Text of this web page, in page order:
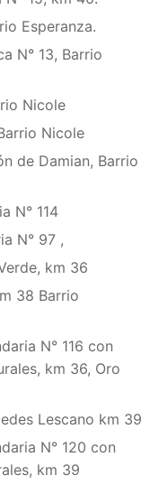
Esperanza.
N° 13, Barrio
Nicole
Nicole
de Damian, Barrio
N° 114
N° 97 ,
km 36
38 Barrio
N° 116 con
km 36, Oro
Lescano km 39
N° 120 con
km 39